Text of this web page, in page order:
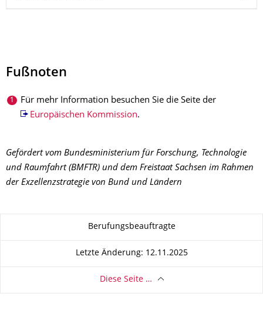
Fußnoten
Für mehr Information besuchen Sie die Seite der
Europäischen Kommission.
Gefördert vom Bundesministerium für Forschung, Technologie
und Raumfahrt (BMFTR) und dem Freistaat Sachsen im Rahmen
der Exzellenzstrategie von Bund und Ländern
Zu dieser SeiteBerufungsbeauftragte
Letzte Änderung: 12.11.2025
Diese Seite …